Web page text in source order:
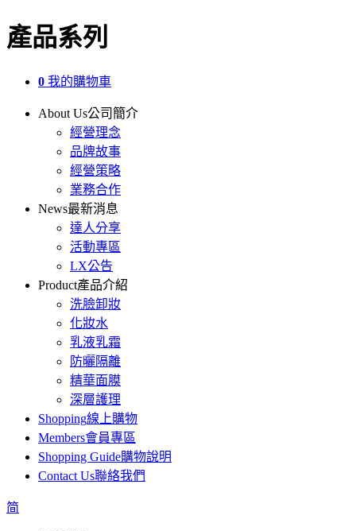
產品系列
0 我的購物車
About Us公司簡介
經營理念
品牌故事
經營策略
業務合作
News最新消息
達人分享
活動專區
LX公告
Product產品介紹
洗臉卸妝
化妝水
乳液乳霜
防曬隔離
精華面膜
深層護理
Shopping線上購物
Members會員專區
Shopping Guide購物說明
Contact Us聯絡我們
简